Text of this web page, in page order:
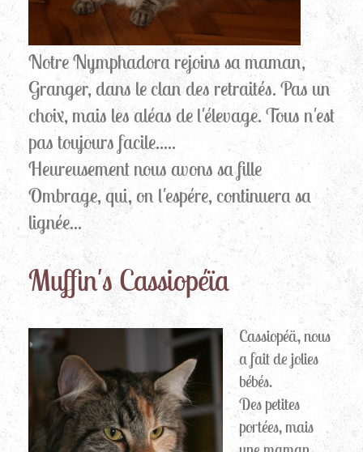
Notre Nymphadora rejoins sa maman,
Granger, dans le clan des retraités. Pas un
choix, mais les aléas de l'élevage. Tous n'est
pas toujours facile.....
Heureusement nous avons sa fille
Ombrage, qui, on l'espére, continuera sa
lignée...
Muffin's Cassiopéïa
Cassiopéä, nous
a fait de jolies
bébés.
Des petites
portées, mais